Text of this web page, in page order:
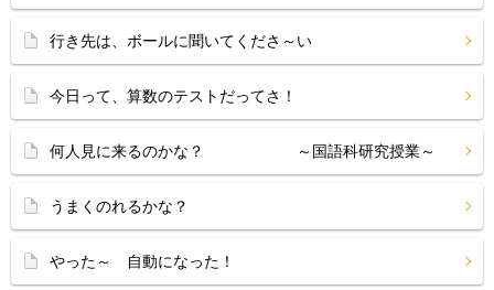
行き先は、ボールに聞いてくださ～い
今日って、算数のテストだってさ！
何人見に来るのかな？ ～国語科研究授業～
うまくのれるかな？
やった～ 自動になった！